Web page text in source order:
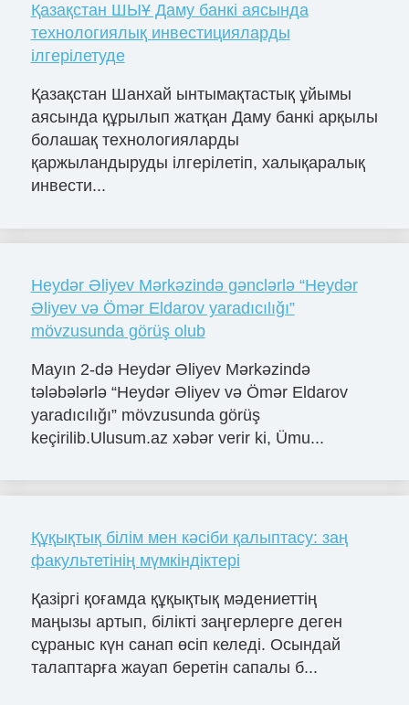
Қазақстан ШЫҰ Даму банкі аясында
технологиялық инвестицияларды
ілгерілетуде
Қазақстан Шанхай ынтымақтастық ұйымы
аясында құрылып жатқан Даму банкі арқылы
болашақ технологияларды
қаржыландыруды ілгерілетіп, халықаралық
инвести...
Heydər Əliyev Mərkəzində gənclərlə “Heydər
Əliyev və Ömər Eldarov yaradıcılığı”
mövzusunda görüş olub
Mayın 2-də Heydər Əliyev Mərkəzində
tələbələrlə “Heydər Əliyev və Ömər Eldarov
yaradıcılığı” mövzusunda görüş
keçirilib.Ulusum.az xəbər verir ki, Ümu...
Құқықтық білім мен кәсіби қалыптасу: заң
факультетінің мүмкіндіктері
Қазіргі қоғамда құқықтық мәдениеттің
маңызы артып, білікті заңгерлерге деген
сұраныс күн санап өсіп келеді. Осындай
талаптарға жауап беретін сапалы б...